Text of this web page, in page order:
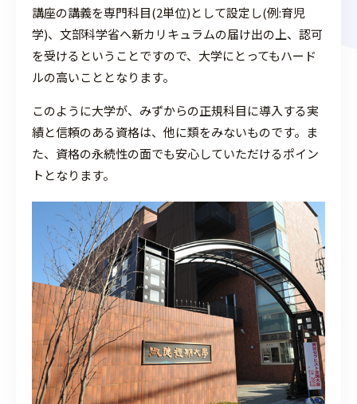
講座の講義を専門科目(2単位)として設定し(例:育児
学)、文部科学省へ新カリキュラムの届け出の上、認可
を受けるということですので、大学にとってもハード
ルの高いこととなります。
このように大学が、みずからの正規科目に導入する実
績と信頼のある資格は、他に類をみないものです。ま
た、資格の永続性の面でも安心していただけるポイン
トとなります。